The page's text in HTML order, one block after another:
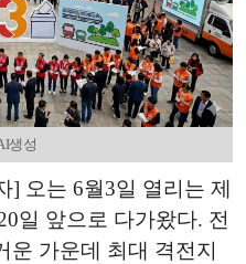
생성
] 오는 6월3일 열리는 제
일 앞으로 다가왔다. 전
가운데 최대 격전지